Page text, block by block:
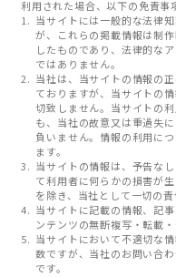
利用された場合、以下の免責事
当サイトには一般的な法律
が、これらの掲載情報は制
したものであり、法律的な
ではありません。
当社は、当サイトの情報の
ておりますが、当サイトの
切致しません。当サイトの
も、当社の故意又は重過失
負いません。情報の利用に
ます。
当サイトの情報は、予告な
て利用者に何らかの損害が
を除き、当社として一切の責
当サイトに記載の情報、記
ンテンツの無断複写・転載
当サイトにおいて不適切な
数ですが、当社のお問い合
です。